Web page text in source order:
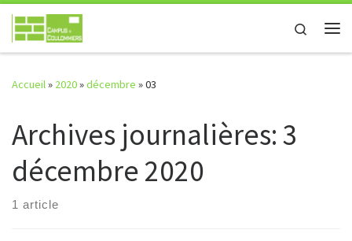
Passer au contenu
Search
Accueil» 2020»décembre »03
Archives journalières:3
décembre 2020
1 article